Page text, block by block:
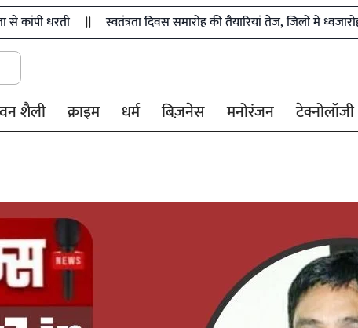
स्वतंत्रता दिवस समारोह की तैयारियां तेज, जिलों में ध्वजारोहण के लिए
शैली क्राइम धर्म बिज़नेस मनोरंजन टेक्नोलॉजी